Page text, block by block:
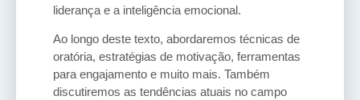
liderança e a inteligência emocional.
Ao longo deste texto, abordaremos técnicas de
oratória, estratégias de motivação, ferramentas
para engajamento e muito mais. Também
discutiremos as tendências atuais no campo